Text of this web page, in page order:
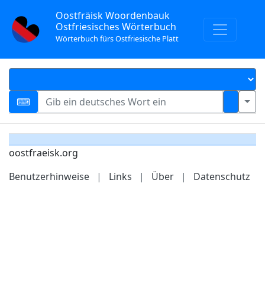
Oostfräisk Woordenbauk
Ostfriesisches Wörterbuch
Wörterbuch fürs Ostfriesische Platt
oostfraeisk.org
Benutzerhinweise
| Links | Über | Datenschutz